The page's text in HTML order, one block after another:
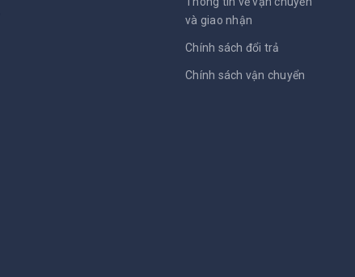
và giao nhận
Chính sách đổi trả
Chính sách vận chuyển